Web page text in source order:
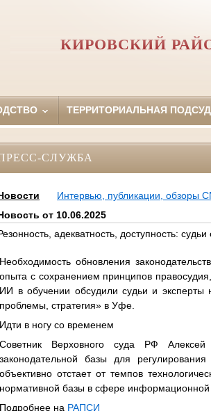
КИРОВСКИЙ
ТЕРРИТОРИАЛЬНАЯ
СЛУЖБА
Интервью, публикации, обзоры
от 10.06.2025
адекватность, доступность:
Необходимость обновления
опыта с сохранением принципов
ИИ в обучении обсудили судьи и
проблемы, стратегия» в Уфе.
Идти в ногу со временем
Советник Верховного суда РФ Алексей
законодательной базы для
объективно отстает от темпов
нормативной базы в сфере информационной
Подробнее на РАПСИ